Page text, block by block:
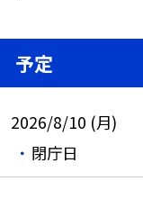
予定
2026/8/10 (月)
閉庁日